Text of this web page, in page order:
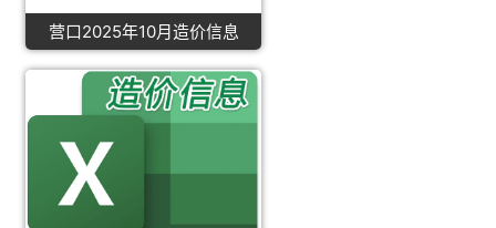
营口2025年10月造价信息